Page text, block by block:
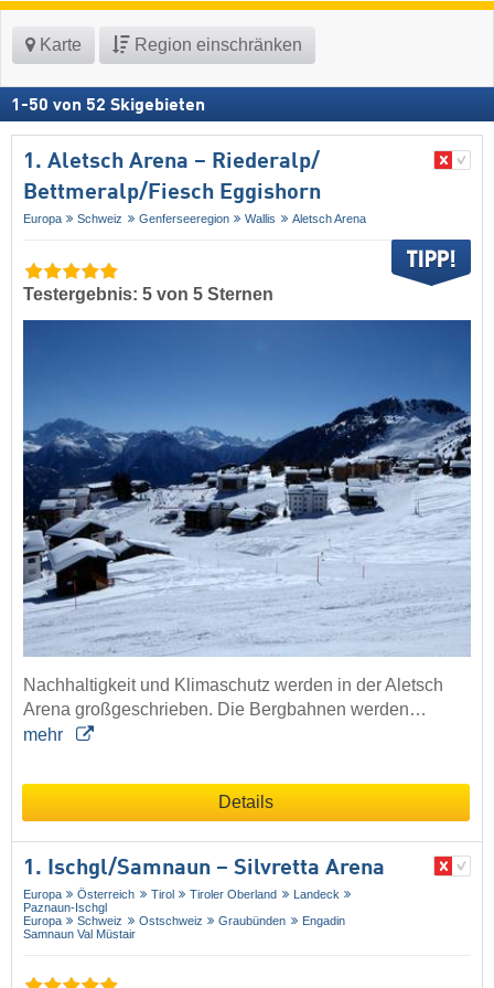
Karte Region einschränken
1 -50 von 52 Skigebieten
1. Aletsch Arena – Riederalp/​
Bettmeralp/​Fiesch Eggishorn
Europa Schweiz Genferseeregion Wallis Aletsch Arena
Testergebnis: 5 von 5 Sternen
Nachhaltigkeit und Klimaschutz werden in der Aletsch
Arena großgeschrieben. Die Bergbahnen werden…
mehr
Details
1. Ischgl/​Samnaun – Silvretta Arena
Europa Österreich Tirol Tiroler Oberland
Landeck
Paznaun-Ischgl
Europa
Schweiz Ostschweiz Graubünden
Engadin
Samnaun Val Müstair